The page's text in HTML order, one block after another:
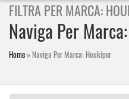
FILTRA PER MARCA:
Naviga Per
Home» Naviga Per Marca: Houkiper